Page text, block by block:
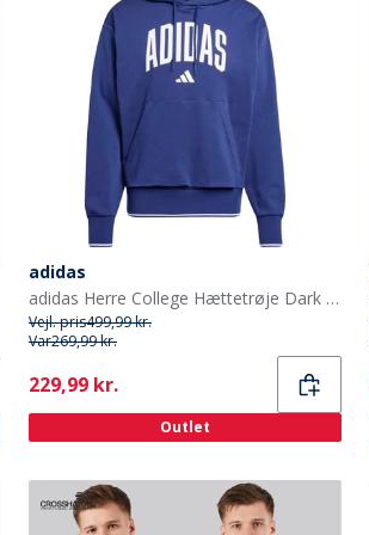
adidas
adidas Herre College Hættetrøje Dark Blue/Hvid
Vejl. pris499,99 kr.
Var269,99 kr.
Current
229,99 kr.
Outlet